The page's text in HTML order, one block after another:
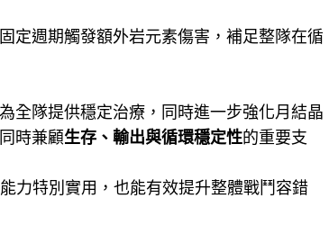
定週期觸發額外岩元素傷害，補足整隊在循
全隊提供穩定治療，同時進一步強化月結晶
時兼顧生存、輸出與循環穩定性的重要支
力特別實用，也能有效提升整體戰鬥容錯